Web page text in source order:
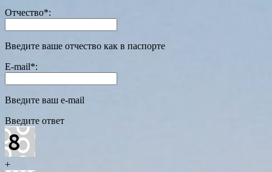
Отчество*:
Введите ваше отчество как в паспорте
E-mail*:
Введите ваш e-mail
Введите ответ
+